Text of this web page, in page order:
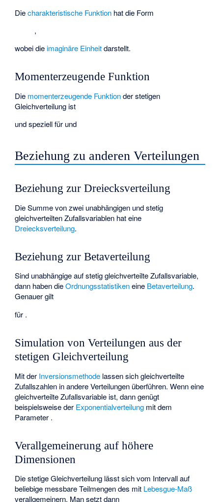
Diecharakteristische Funktion hat die Form
,
wobeidie imaginäre Einheitdarstellt.
Momenterzeugende Funktion
Die momenterzeugende Funktionder stetigen
Gleichverteilung ist
und speziell für und
Beziehung zu anderen Verteilungen
Beziehung zur Dreiecksverteilung
Die Summe von zwei unabhängigen und stetig
gleichverteilten Zufallsvariablen hat eine
Dreiecksverteilung.
Beziehung zur Betaverteilung
Sind unabhängige aufstetig gleichverteilte Zufallsvariable,
dann haben dieOrdnungsstatistiken eine Betaverteilung.
Genauer gilt
für .
Simulation von Verteilungen aus der
stetigen Gleichverteilung
Mit der Inversionsmethode lassen sich gleichverteilte
Zufallszahlen in andere Verteilungen überführen. Wenneine
gleichverteilte Zufallsvariable ist, dann genügt
beispielsweiseder Exponentialverteilung mit dem
Parameter .
Verallgemeinerung auf höhere
Dimensionen
Die stetige Gleichverteilung lässt sich vom Intervallauf
beliebige messbare Teilmengendes mit Lebesgue-Maß
verallgemeinern. Man setzt dann